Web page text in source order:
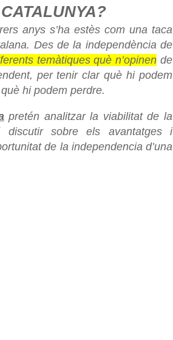
anys s’ha estès com una taca
Des de la independència de
temàtiques què n’opinen de
per tenir clar què hi podem
hi podem perdre.
pretén analitzar la viabilitat de la
discutir sobre els avantatges i
de la independencia d’una